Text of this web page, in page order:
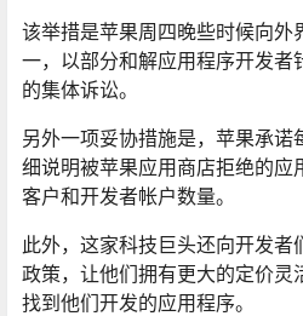
该举措是苹果周四晚些时候向外
一，以部分和解应用程序开发者
的集体诉讼。
另外一项妥协措施是，苹果承诺
细说明被苹果应用商店拒绝的应
客户和开发者帐户数量。
此外，这家科技巨头还向开发
政策，让他们拥有更大的定价灵
找到他们开发的应用程序。